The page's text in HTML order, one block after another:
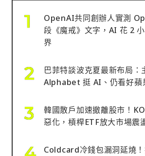
OpenAI共同創辦人實測
段《魔戒》文字，AI 花 2
界
巴菲特談波克夏最新布局：
Alphabet 挺 AI、仍看好蘋
韓國散戶加速撤離股市！
惡化，槓桿ETF放大市場震
Coldcard冷錢包漏洞延燒